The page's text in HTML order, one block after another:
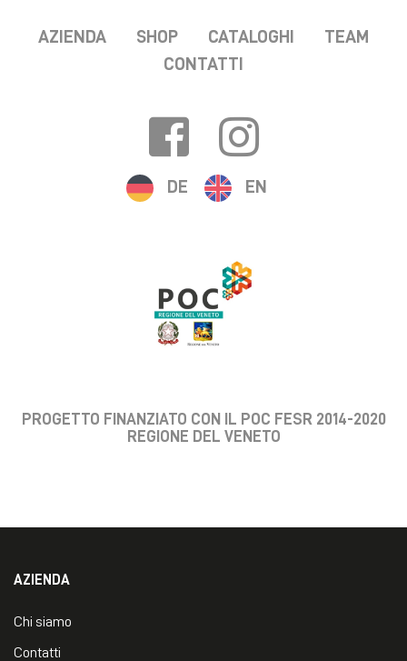
AZIENDA SHOP CATALOGHI
TEAM
CONTATTI
DE EN
PROGETTO FINANZIATO CON IL POC FESR 2014-2020
REGIONE DEL VENETO
AZIENDA
Chi siamo
Contatti